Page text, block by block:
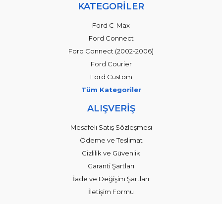
KATEGORİLER
Ford C-Max
Ford Connect
Ford Connect (2002-2006)
Ford Courier
Ford Custom
Tüm Kategoriler
ALIŞVERİŞ
Mesafeli Satış Sözleşmesi
Ödeme ve Teslimat
Gizlilik ve Güvenlik
Garanti Şartları
İade ve Değişim Şartları
İletişim Formu